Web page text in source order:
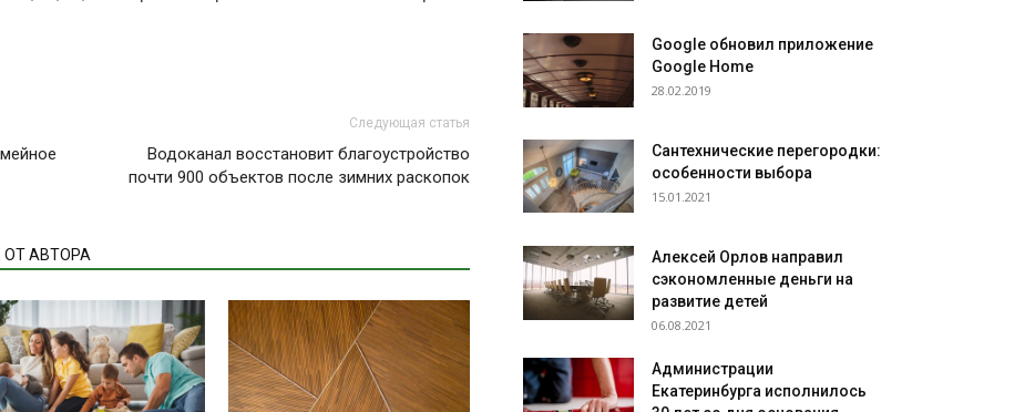
Следующая статья
Водоканал восстановит благоустройство
почти 900 объектов после зимних раскопок
ОТ АВТОРА
Google обновил приложение
Google Home
28.02.2019
Сантехнические перегородки:
особенности выбора
15.01.2021
Алексей Орлов направил
сэкономленные деньги на
развитие детей
06.08.2021
Администрации
Екатеринбурга исполнилось